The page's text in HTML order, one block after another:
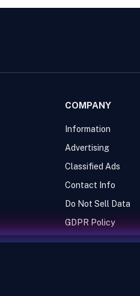
COMPANY
Information
Advertising
Classified Ads
Contact Info
Do Not Sell Data
GDPR Policy